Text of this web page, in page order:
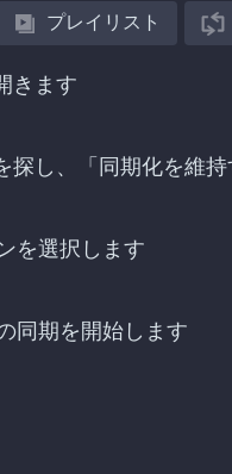
プレイリスト
きます
探し、「同期化を維
を選択します
同期を開始します